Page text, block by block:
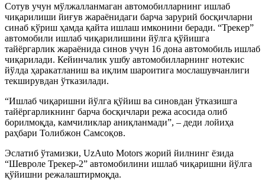
Сотув учун мўлжалланмаган автомобилларнинг ишлаб
чиқарилиши йиғув жараёнидаги барча зарурий босқичларни
синаб кўриш ҳамда қайта ишлаш имконини беради. “Трекер”
автомобили ишлаб чиқарилишини йўлга қўйишга
тайёргарлик жараёнида синов учун 16 дона автомобиль ишлаб
чиқарилади. Кейинчалик ушбу автомобилларнинг нотекис
йўлда ҳаракатланиш ва иқлим шароитига мослашувчанлиги
текширувдан ўтказилади.
“Ишлаб чиқаришни йўлга қўйиш ва синовдан ўтказишга
тайёргарликнинг барча босқичлари режа асосида олиб
борилмоқда, камчиликлар аниқланмади”, – деди лойиҳа
раҳбари Толибжон Самсоқов.
Эслатиб ўтамизки, UzAuto Motors жорий йилнинг ёзида
“Шевроле Трекер-2” автомобилини ишлаб чиқаришни йўлга
қўйишни режалаштирмоқда.